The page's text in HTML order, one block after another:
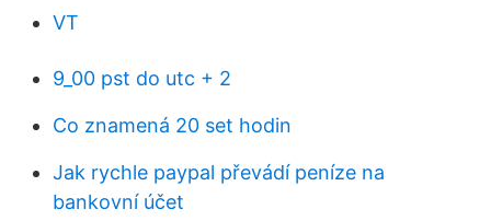
VT
9_00 pst do utc + 2
Co znamená 20 set hodin
Jak rychle paypal převádí peníze na
bankovní účet